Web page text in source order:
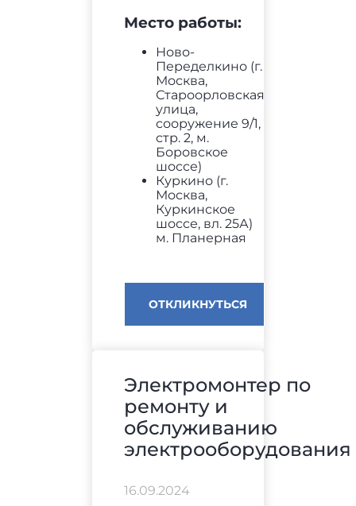
Место работы:
Ново-
Переделкино (г.
Москва,
Староорловская
улица,
сооружение 9/1,
стр. 2, м.
Боровское
шоссе)
Куркино (г.
Москва,
Куркинское
шоссе, вл. 25А)
м. Планерная
ОТКЛИКНУТЬСЯ
Электромонтер по
ремонту и
обслуживанию
электрооборудования
16.09.2024